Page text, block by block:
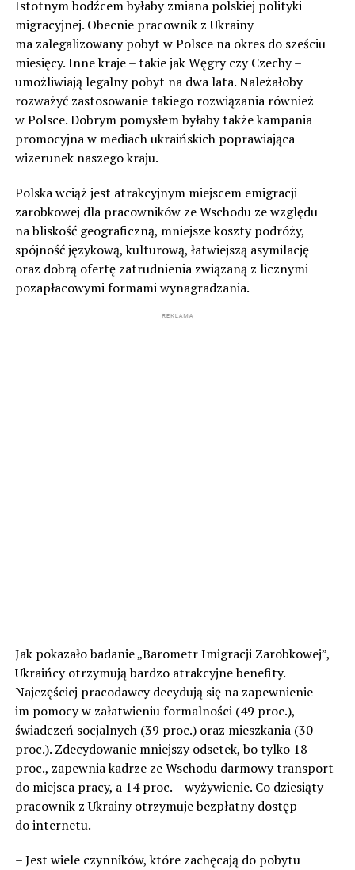
Istotnym bodźcem byłaby zmiana polskiej polityki
migracyjnej. Obecnie pracownik z Ukrainy
ma zalegalizowany pobyt w Polsce na okres do sześciu
miesięcy. Inne kraje – takie jak Węgry czy Czechy –
umożliwiają legalny pobyt na dwa lata. Należałoby
rozważyć zastosowanie takiego rozwiązania również
w Polsce. Dobrym pomysłem byłaby także kampania
promocyjna w mediach ukraińskich poprawiająca
wizerunek naszego kraju.
Polska wciąż jest atrakcyjnym miejscem emigracji
zarobkowej dla pracowników ze Wschodu ze względu
na bliskość geograficzną, mniejsze koszty podróży,
spójność językową, kulturową, łatwiejszą asymilację
oraz dobrą ofertę zatrudnienia związaną z licznymi
pozapłacowymi formami wynagradzania.
Jak pokazało badanie „Barometr Imigracji Zarobkowej”,
Ukraińcy otrzymują bardzo atrakcyjne benefity.
Najczęściej pracodawcy decydują się na zapewnienie
im pomocy w załatwieniu formalności (49 proc.),
świadczeń socjalnych (39 proc.) oraz mieszkania (30
proc.). Zdecydowanie mniejszy odsetek, bo tylko 18
proc., zapewnia kadrze ze Wschodu darmowy transport
do miejsca pracy, a 14 proc. – wyżywienie. Co dziesiąty
pracownik z Ukrainy otrzymuje bezpłatny dostęp
do internetu.
– Jest wiele czynników, które zachęcają do pobytu